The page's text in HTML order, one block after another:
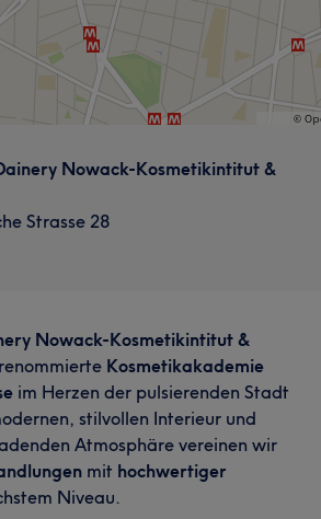
Nowack-Kosmetikintitut &
Strasse 28
Nowack-Kosmetikintitut &
Kosmetikakademie
im Herzen der pulsierenden Stadt
stilvollen Interieur und
Atmosphäre vereinen wir
mit hochwertiger
Niveau.